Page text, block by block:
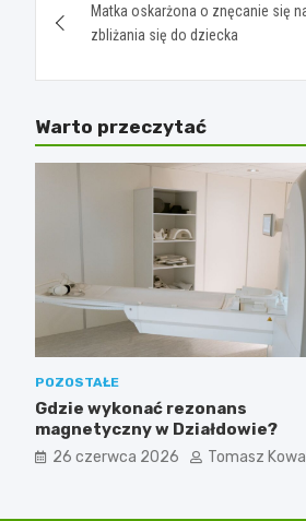
wpisuMatka oskarżona o znęcanie się
zbliżania się do dziecka
Warto przeczytać
POZOSTAŁE
Gdzie wykonać rezonans
magnetyczny w Działdowie?
26 czerwca 2026 Tomasz